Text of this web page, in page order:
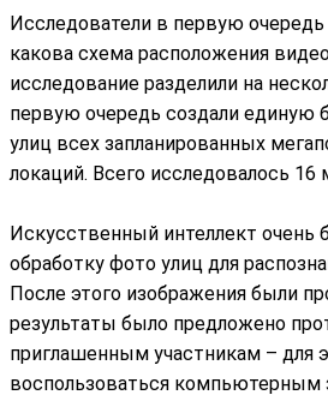
Исследователи в первую
какова схема расположения
исследование разделили на
первую очередь создали единую
улиц всех запланированных
локаций. Всего исследовалось 16
Искусственный интеллект очень
обработку фото улиц для
После этого изображения были
результаты было предложено
приглашенным участникам – для
воспользоваться компьютерным